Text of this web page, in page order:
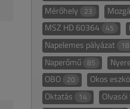
Mérőhely 23
MSZ HD 60364 45
Napelemes pályázat 18
Naperőmű 85
OBO 20 Okos
Oktatás 14